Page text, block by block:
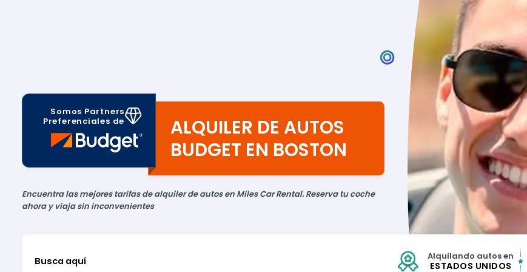
Somos Partners
Preferenciales de
ALQUILER DE AUTOS
BUDGET EN BOSTON
Encuentra las mejores tarifas de alquiler de autos en Miles Car Rental. Reserva tu coche
ahora y viaja sin inconvenientes
Busca aquí Alquilando autos en
ESTADOS UNIDOS